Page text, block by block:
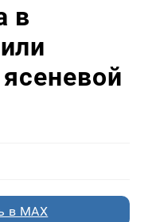
в
в MAX